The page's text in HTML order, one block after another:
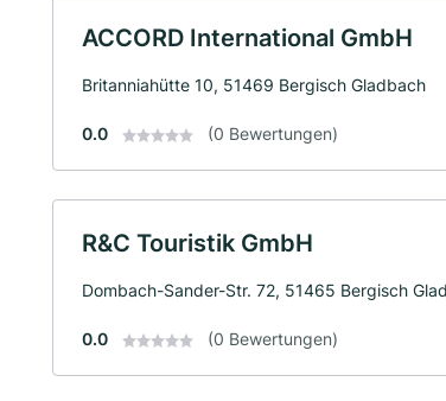
ACCORD International GmbH
Britanniahütte 10, 51469 Bergisch Gladbach
0.0 (0 Bewertungen)
R&C Touristik GmbH
Dombach-Sander-Str. 72, 51465 Bergisch
0.0 (0 Bewertungen)